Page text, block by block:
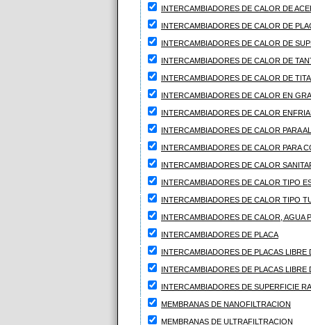
INTERCAMBIADORES DE CALOR DE
INTERCAMBIADORES DE CALOR DE
INTERCAMBIADORES DE CALOR DE
INTERCAMBIADORES DE CALOR DE
INTERCAMBIADORES DE CALOR DE
INTERCAMBIADORES DE CALOR EN
INTERCAMBIADORES DE CALOR
INTERCAMBIADORES DE CALOR PARA
INTERCAMBIADORES DE CALOR PARA
INTERCAMBIADORES DE CALOR
INTERCAMBIADORES DE CALOR TIPO
INTERCAMBIADORES DE CALOR TIPO
INTERCAMBIADORES DE CALOR, AGUA
INTERCAMBIADORES DE PLACA
INTERCAMBIADORES DE PLACAS LIBRE
INTERCAMBIADORES DE PLACAS LIBRE
INTERCAMBIADORES DE SUPERFICIE
MEMBRANAS DE NANOFILTRACION
MEMBRANAS DE ULTRAFILTRACION